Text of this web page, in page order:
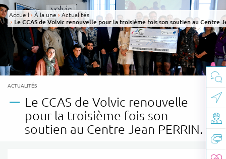
Accueil À la une
Actualités
Le CCAS de Volvic renouvelle pour la troisième fois son soutien au Centre
Le CCAS de Volvic renouvelle
pour la troisième fois son
soutien au Centre Jean PERRIN.
CATÉGORIE(S) :
ACTUALITÉS
Panneau de gestion des cookies